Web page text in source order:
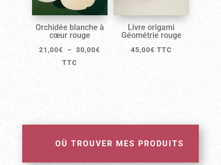
Orchidée blanche à
cœur rouge
21,00€ – 30,00€
TTC
Livre origami
Géométrie rouge
45,00€ TTC
OÙ TROUVER MES PRODUITS